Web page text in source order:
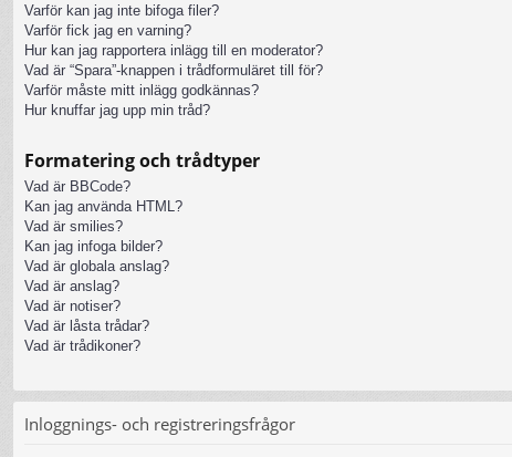
Varför kan jag inte bifoga filer?
Varför fick jag en varning?
Hur kan jag rapportera inlägg till en moderator?
Vad är “Spara”-knappen i trådformuläret till för?
Varför måste mitt inlägg godkännas?
Hur knuffar jag upp min tråd?
Formatering och trådtyper
Vad är BBCode?
Kan jag använda HTML?
Vad är smilies?
Kan jag infoga bilder?
Vad är globala anslag?
Vad är anslag?
Vad är notiser?
Vad är låsta trådar?
Vad är trådikoner?
Inloggnings- och registreringsfrågor